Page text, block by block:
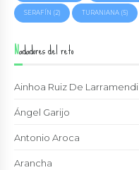
SERAFÍN (2) TURANIANA(5)
Nadadores del reto
Ainhoa Ruiz De Larramendi
Ángel Garijo
Antonio Aroca
Arancha